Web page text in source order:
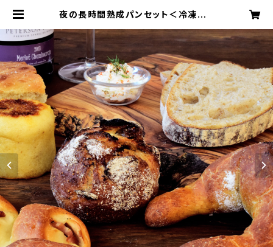
夜の長時間熟成パンセット＜冷凍＞ |
ル）